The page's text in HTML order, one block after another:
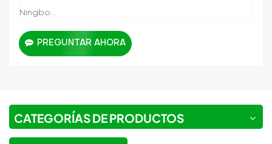
Ningbo...
PREGUNTAR AHORA
CATEGORÍAS DE PRODUCTOS